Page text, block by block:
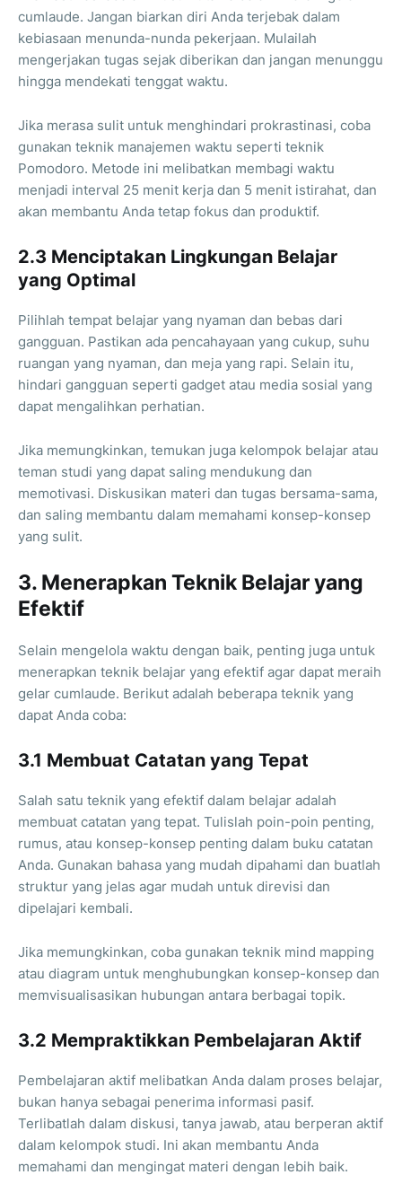
cumlaude. Jangan biarkan diri Anda terjebak dalam
kebiasaan menunda-nunda pekerjaan. Mulailah
mengerjakan tugas sejak diberikan dan jangan menunggu
hingga mendekati tenggat waktu.
Jika merasa sulit untuk menghindari prokrastinasi, coba
gunakan teknik manajemen waktu seperti teknik
Pomodoro. Metode ini melibatkan membagi waktu
menjadi interval 25 menit kerja dan 5 menit istirahat, dan
akan membantu Anda tetap fokus dan produktif.
2.3 Menciptakan Lingkungan Belajar
yang Optimal
Pilihlah tempat belajar yang nyaman dan bebas dari
gangguan. Pastikan ada pencahayaan yang cukup, suhu
ruangan yang nyaman, dan meja yang rapi. Selain itu,
hindari gangguan seperti gadget atau media sosial yang
dapat mengalihkan perhatian.
Jika memungkinkan, temukan juga kelompok belajar atau
teman studi yang dapat saling mendukung dan
memotivasi. Diskusikan materi dan tugas bersama-sama,
dan saling membantu dalam memahami konsep-konsep
yang sulit.
3. Menerapkan Teknik Belajar yang
Efektif
Selain mengelola waktu dengan baik, penting juga untuk
menerapkan teknik belajar yang efektif agar dapat meraih
gelar cumlaude. Berikut adalah beberapa teknik yang
dapat Anda coba:
3.1 Membuat Catatan yang Tepat
Salah satu teknik yang efektif dalam belajar adalah
membuat catatan yang tepat. Tulislah poin-poin penting,
rumus, atau konsep-konsep penting dalam buku catatan
Anda. Gunakan bahasa yang mudah dipahami dan buatlah
struktur yang jelas agar mudah untuk direvisi dan
dipelajari kembali.
Jika memungkinkan, coba gunakan teknik mind mapping
atau diagram untuk menghubungkan konsep-konsep dan
memvisualisasikan hubungan antara berbagai topik.
3.2 Mempraktikkan Pembelajaran Aktif
Pembelajaran aktif melibatkan Anda dalam proses belajar,
bukan hanya sebagai penerima informasi pasif.
Terlibatlah dalam diskusi, tanya jawab, atau berperan aktif
dalam kelompok studi. Ini akan membantu Anda
memahami dan mengingat materi dengan lebih baik.